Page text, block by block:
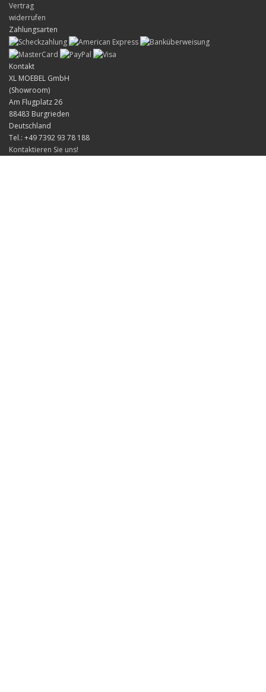
Vertrag
widerrufen
Zahlungsarten
Kontakt
XL MOEBEL GmbH
(Showroom)
Am Flugplatz 26
88483 Burgrieden
Deutschland
Tel.: +49 7392 93 78 188
Kontaktieren Sie uns!